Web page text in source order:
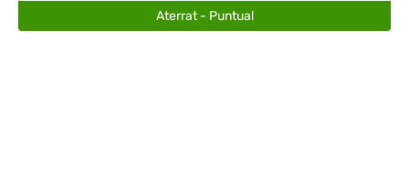
Aterrat - Puntual